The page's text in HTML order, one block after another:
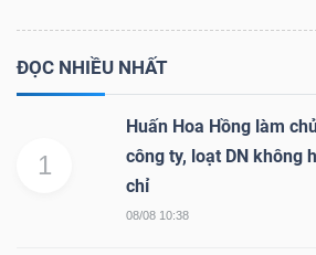
ĐỌC NHIỀU NHẤT
1
Huấn Hoa Hồng làm
công ty, loạt DN không
chỉ
08/08 10:38